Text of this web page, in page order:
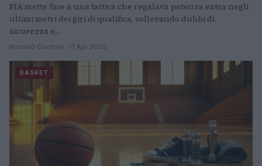
FIA mette fine a una tattica che regalava potenza extra negli
ultimi metri dei giri di qualifica, sollevando dubbi di
sicurezza e…
Niccolò Conforti · 17 Apr 2026
BASKET